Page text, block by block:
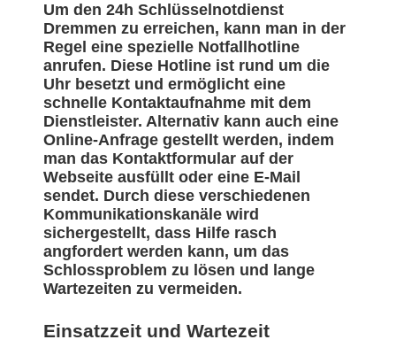
Um den 24h Schlüsselnotdienst
Dremmen zu erreichen, kann man in der
Regel eine spezielle Notfallhotline
anrufen. Diese Hotline ist rund um die
Uhr besetzt und ermöglicht eine
schnelle Kontaktaufnahme mit dem
Dienstleister. Alternativ kann auch eine
Online-Anfrage gestellt werden, indem
man das Kontaktformular auf der
Webseite ausfüllt oder eine E-Mail
sendet. Durch diese verschiedenen
Kommunikationskanäle wird
sichergestellt, dass Hilfe rasch
angfordert werden kann, um das
Schlossproblem zu lösen und lange
Wartezeiten zu vermeiden.
Einsatzzeit und Wartezeit